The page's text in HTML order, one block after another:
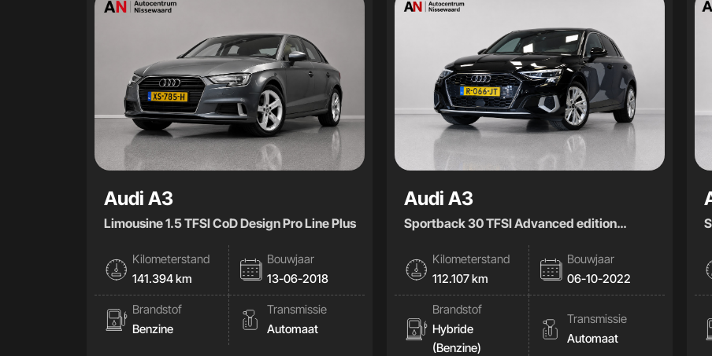
Audi A3
Limousine 1.5 TFSI CoD Design Pro Line Plus
Kilometerstand
141.394 km
Bouwjaar
13-06-2018
Brandstof
Benzine
Transmissie
Automaat
Audi A3
Sportback 30 TFSI Advanced edition
|Cam|Stoelverwamring|
Kilometerstand
112.107 km
Bouwjaar
06-10-2022
Brandstof
Hybride
(Benzine)
Transmissie
Automaat